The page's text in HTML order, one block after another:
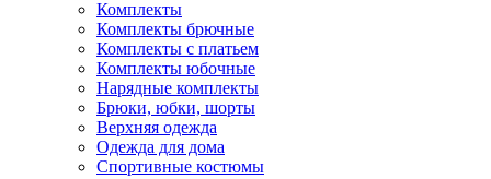
Комплекты
Комплекты брючные
Комплекты с платьем
Комплекты юбочные
Нарядные комплекты
Брюки, юбки, шорты
Верхняя одежда
Одежда для дома
Спортивные костюмы